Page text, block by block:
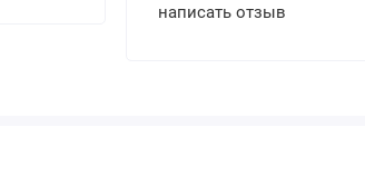
написать отзыв